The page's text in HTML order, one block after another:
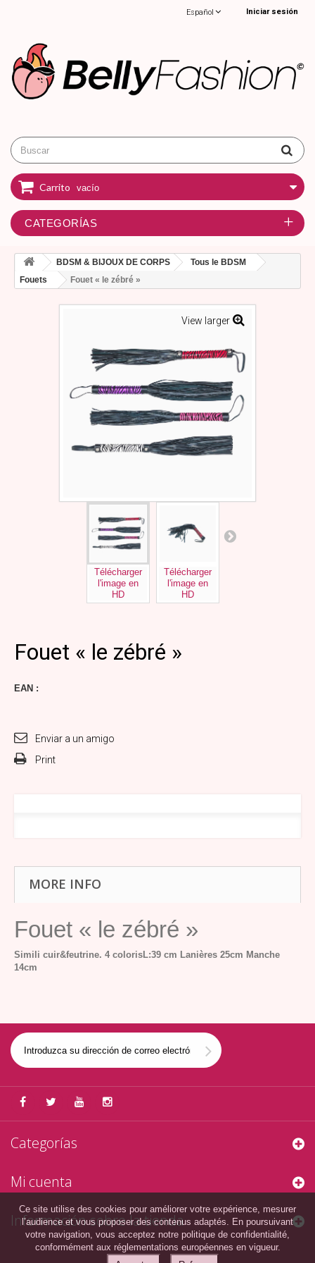
Iniciar sesión
Español
Carrito vacío
CATEGORÍAS
BDSM & BIJOUX DE CORPS
Tous le BDSM
Fouets
Fouet « le zébré »
View larger
Télécharger
l'image en
HD
Télécharger
l'image en
HD
Fouet « le zébré »
EAN :
Enviar a un amigo
Print
MORE INFO
Fouet « le zébré »
Simili cuir&feutrine. 4 colorisL:39 cm Lanières 25cm Manche
14cm
Categorías
Mi cuenta
Información sobre la tienda
Ce site utilise des cookies pour améliorer votre expérience, mesurer
l’audience et vous proposer des contenus adaptés. En poursuivant
votre navigation, vous acceptez notre politique de confidentialité,
conformément aux réglementations européennes en vigueur.